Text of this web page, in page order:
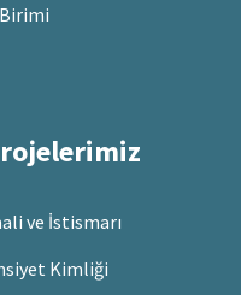
Birimi
ve İstismarı
Kimliği